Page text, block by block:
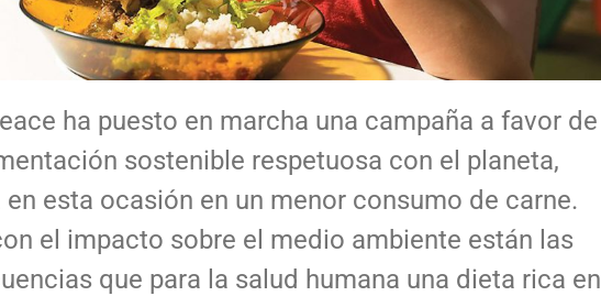
ha puesto en marcha una campaña a favor de
sostenible respetuosa con el planeta,
en esta ocasión en un menor consumo de carne.
el impacto sobre el medio ambiente están las
que para la salud humana una dieta rica en